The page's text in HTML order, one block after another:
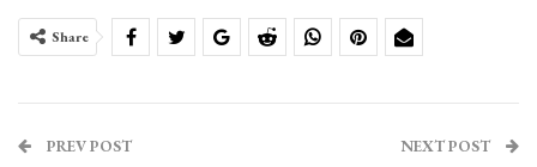
Share
PREV POST NEXT POST